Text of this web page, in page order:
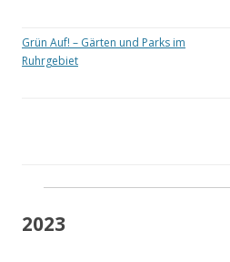
Grün Auf! – Gärten und Parks im
Ruhrgebiet
2023